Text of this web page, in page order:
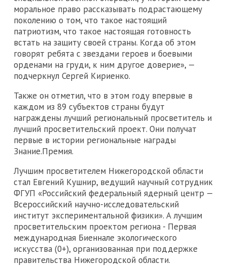
моральное право рассказывать подрастающему
поколению о том, что такое настоящий
патриотизм, что такое настоящая готовность
встать на защиту своей страны. Когда об этом
говорят ребята с звездами героев и боевыми
орденами на груди, к ним другое доверие», —
подчеркнул Сергей Кириенко.
Также он отметил, что в этом году впервые в
каждом из 89 субъектов страны будут
награждены лучший региональный просветитель и
лучший просветительский проект. Они получат
первые в истории региональные награды
Знание.Премия.
Лучшим просветителем Нижегородской области
стал Евгений Кушнир, ведущий научный сотрудник
ФГУП «Российский федеральный ядерный центр —
Всероссийский научно-исследовательский
институт экспериментальной физики». А лучшим
просветительским проектом региона - Первая
международная Биеннале экологического
искусства (0+), организованная при поддержке
правительства Нижегородской области.